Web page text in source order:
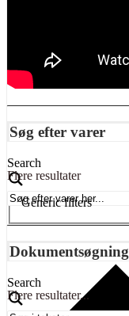
Søg efter varer
Search
Flere resultater
Generic filters
Dokumentsøgning
Search
Flere resultater...